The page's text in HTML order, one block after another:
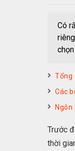
Có
Tổng
Các
Ngôn
Trước
thời